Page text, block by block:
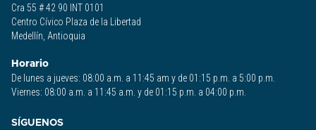
Cra 55 # 42 90 INT 0101
Centro Cívico Plaza de la Libertad
Medellín, Antioquia
Horario
De lunes a jueves: 08:00 a.m. a 11:45 am y de 01:15 p.m. a 5:00 p.m.
Viernes: 08:00 a.m. a 11:45 a.m. y de 01:15 p.m. a 04:00 p.m.
SÍGUENOS